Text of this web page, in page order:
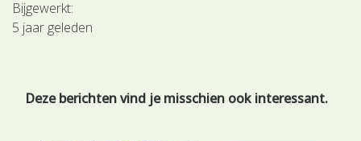
Bijgewerkt:
5 jaar geleden
Deze berichten vind je misschien ook interessant.